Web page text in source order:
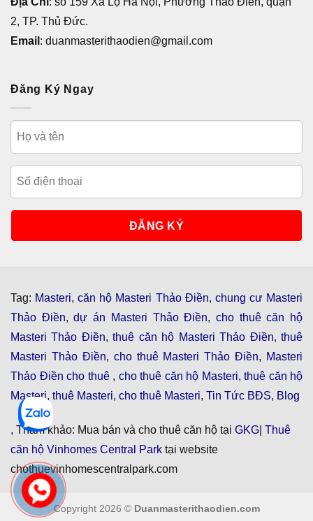
2, TP. Thủ Đức.
Email : duanmasterithaodien@gmail.com
Đăng Ký Ngay
Tag: Masteri,căn hộ Masteri Thảo Điền, chung cư Masteri
Thảo Điền,dự án Masteri Thảo Điền, cho thuê căn hộ
Masteri Thảo Điền,thuê căn hộ Masteri Thảo Điền,thuê
Masteri Thảo Điền, cho thuê Masteri Thảo Điền, Masteri
Thảo Điền cho thuê , cho thuê căn hộ Masteri, thuê căn hộ
Masteri, thuê Masteri, cho thuê Masteri, Tin Tức BĐS, Blog
, Tham khảo: Mua bán và cho thuê căn hộ tại GKG Thuê
căn hộ Vinhomes Central Park tại website
chothuevinhomescentralpark.com
Copyright 2026 © Duanmasterithaodien.com